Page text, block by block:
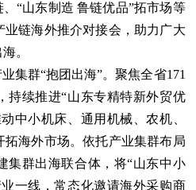
“山东制造 鲁链优品”拓市场等
链海外推介对接会，助力广大
。
群“抱团出海”。聚焦全省171
持续推进“山东专精特新外贸优
中小机床、通用机械、农机、
海外市场。依托产业集群布局
集群出海联合体，将“山东中小
一线，常态化邀请海外采购商